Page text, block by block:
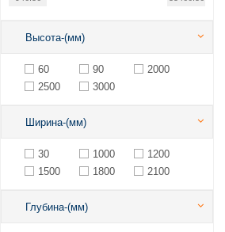
Высота-(мм)
60 90
2000
2500
3000
Ширина-(мм)
30 1000
1200
1500
1800 2100
Глубина-(мм)